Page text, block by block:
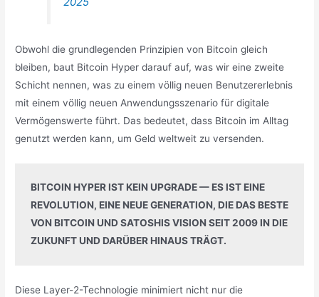
Obwohl die grundlegenden Prinzipien von Bitcoin gleich
bleiben, baut Bitcoin Hyper darauf auf, was wir eine zweite
Schicht nennen, was zu einem völlig neuen Benutzererlebnis
mit einem völlig neuen Anwendungsszenario für digitale
Vermögenswerte führt. Das bedeutet, dass Bitcoin im Alltag
genutzt werden kann, um Geld weltweit zu versenden.
BITCOIN HYPER IST KEIN UPGRADE — ES IST EINE
REVOLUTION, EINE NEUE GENERATION, DIE DAS BESTE
VON BITCOIN UND SATOSHIS VISION SEIT 2009 IN DIE
ZUKUNFT UND DARÜBER HINAUS TRÄGT.
Diese Layer-2-Technologie minimiert nicht nur die